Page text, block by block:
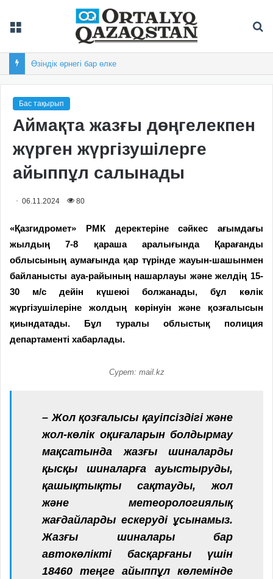
Өзіндік өрнегі бар өлке
Бас тақырып
Аймақта жазғы дөңгелекпен
жүрген жүргізушілерге
айыппұл салынады
06.11.2024 80
«Қазгидромет» РМК деректеріне сәйкес ағымдағы
жылдың 7-8 қараша аралығында Қарағанды
облысының аумағында қар түрінде жауын-шашынмен
байланысты ауа-райының нашарлауы және желдің 15-
30 м/с дейін күшеюі болжанады, бұл көлік
жүргізушілеріне жолдың көрінуін және қозғалысын
қиындатады. Бұл туралы облыстық полиция
департаменті хабарлады.
Сурет: mail.kz
– Жол қозғалысы қауіпсіздігі және
жол-көлік оқиғаларын болдырмау
мақсатында жазғы шиналарды
қысқы шиналарға ауыстыруды,
қашықтықты сақтауды, жол
және метеорологиялық
жағдайларды ескеруді ұсынамыз.
Жазғы шиналары бар
автокөлікті басқарғаны үшін
18460 теңге айыппұл көлемінде